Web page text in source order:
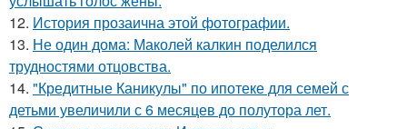
12. История прозаична этой фотографии.
13. Не один дома: Маколей калкин поделился
трудностями отцовства.
14. "Кредитные Каникулы" по ипотеке для семей с
детьми увеличили с 6 месяцев до полутора лет.